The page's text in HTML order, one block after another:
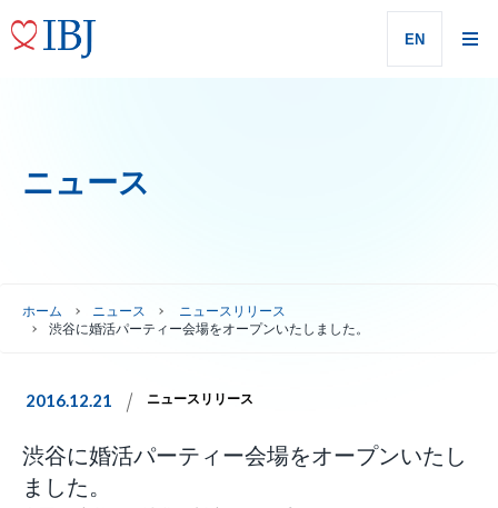
EN
ニュース
ホーム ニュース
ニュースリリース
渋谷に婚活パーティー会場をオープンいたしました。
2016.12.21 ニュースリリース
渋谷に婚活パーティー会場をオープンいたし
ました。